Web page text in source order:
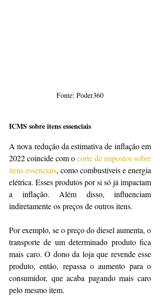
Fonte: Poder360
ICMS sobre itens essenciais
A nova redução da estimativa de inflação em
2022 coincide com o corte de impostos sobre
itens essenciais, como combustíveis e energia
elétrica. Esses produtos por si só já impactam
a inflação. Além disso, influenciam
indiretamente os preços de outros itens.
Por exemplo, se o preço do diesel aumenta, o
transporte de um determinado produto fica
mais caro. O dono da loja que revende esse
produto, então, repassa o aumento para o
consumidor, que acaba pagando mais caro
pelo mesmo item.